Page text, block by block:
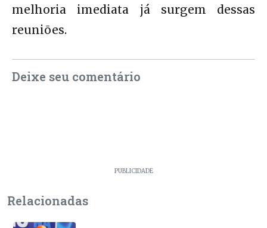
melhoria imediata já surgem dessas
reuniões.
Deixe seu comentário
PUBLICIDADE
Relacionadas